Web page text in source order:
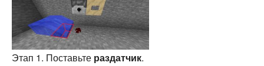
Этап 1. Поставьте раздатчик.